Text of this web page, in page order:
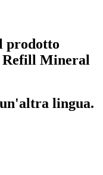
prodotto
Refill Mineral
lingua.